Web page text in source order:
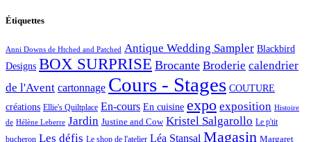
Étiquettes
Anni Downs de Htched and Patched Antique Wedding Sampler Blackbird
Designs BOX SURPRISE Brocante Broderie calendrier
de l'Avent cartonnage Cours - Stages COUTURE
créations Ellie's Quiltplace En-cours En cuisine expo exposition Histoire
de Hélène Leberre Jardin Justine and Cow Kristel Salgarollo Le p'tit
bucheron Les défis Le shop de l'atelier Léa Stansal Magasin Margaret